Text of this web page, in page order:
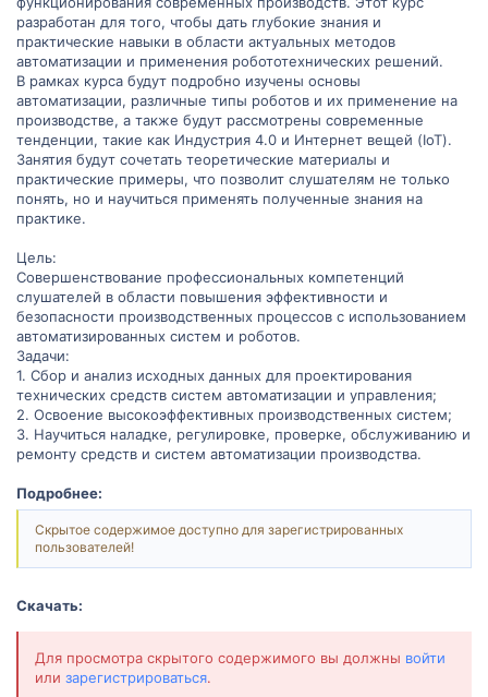
разработан для того, чтобы дать глубокие знания и
практические навыки в области актуальных методов
автоматизации и применения робототехнических решений.
В рамках курса будут подробно изучены основы
автоматизации, различные типы роботов и их применение на
производстве, а также будут рассмотрены современные
тенденции, такие как Индустрия 4.0 и Интернет вещей (IoT).
Занятия будут сочетать теоретические материалы и
практические примеры, что позволит слушателям не только
понять, но и научиться применять полученные знания на
практике.
Цель:
Совершенствование профессиональных компетенций
слушателей в области повышения эффективности и
безопасности производственных процессов с использованием
автоматизированных систем и роботов.
Задачи:
1. Сбор и анализ исходных данных для проектирования
технических средств систем автоматизации и управления;
2. Освоение высокоэффективных производственных систем;
3. Научиться наладке, регулировке, проверке, обслуживанию и
ремонту средств и систем автоматизации производства.
Подробнее:
Скрытое содержимое доступно для зарегистрированных
пользователей!
Скачать:
Для просмотра скрытого содержимого вы должны войти
или зарегистрироваться.